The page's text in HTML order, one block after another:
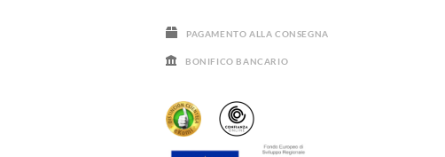
PAGAMENTO ALLA CONSEGNA
BONIFICO BANCARIO